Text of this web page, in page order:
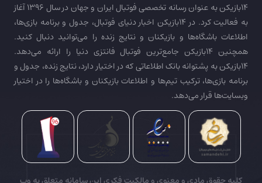
14بازیکن به عنوان رسانه تخصصی فوتبال ایران و جهان در سال 1396 آغاز
به فعالیت کرد. در 14بازیکن اخبار دنیای فوتبال، جدول و برنامه بازی‌ها،
اطلاعات باشگاه‌ها و بازیکنان و نتایج زنده را می‌توانید دنبال کنید.
همچنین 14بازیکن جامع‌ترین فوتبال فانتزی دنیا را ارائه می‌دهد.
14بازیکن به پشتوانه بانک اطلاعاتی که در اختیار دارد، نتایج زنده، جدول و
برنامه بازی‌ها، ترکیب تیم‌ها و اطلاعات بازیکنان و باشگاه‌ها را در اختیار
وبسایت‌ها قرار می‌دهد.